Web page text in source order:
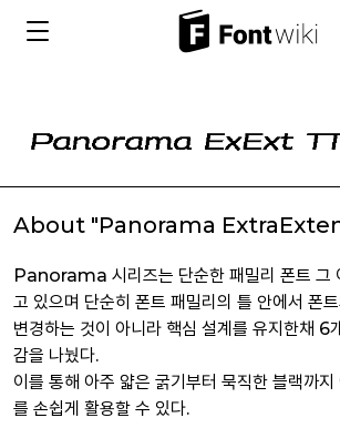
About "Panorama
Panorama 시리즈는 단순한 패밀리 폰트 그
고 있으며 단순히 폰트 패밀리의 틀 안에서 폰
변경하는 것이 아니라 핵심 설계를 유지한채 6
감을 나눴다.
이를 통해 아주 얇은 굵기부터 묵직한 블랙까
를 손쉽게 활용할 수 있다.